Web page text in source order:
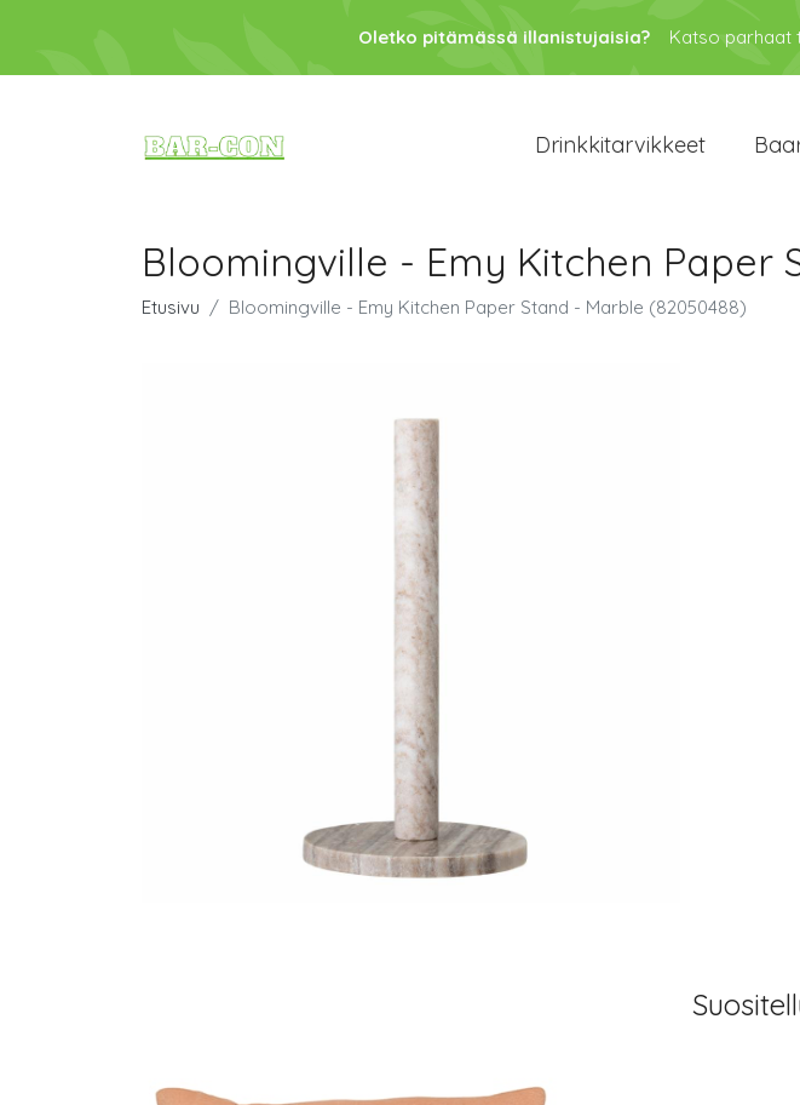
Oletko pitämässä illanistujaisia? Katso parhaat
Drinkkitarvikkeet
Bloomingville - Emy Kitchen Paper
Etusivu Bloomingville - Emy Kitchen Paper Stand - Marble (82050488)